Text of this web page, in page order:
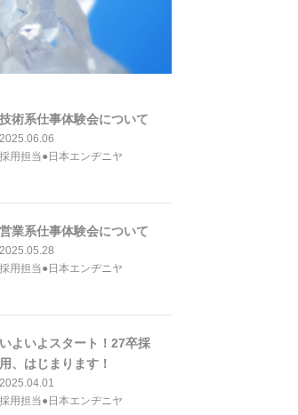
技術系仕事体験会について
2025.06.06
採用担当●日本エンヂニヤ
営業系仕事体験会について
2025.05.28
採用担当●日本エンヂニヤ
いよいよスタート！27卒採
用、はじまります！
2025.04.01
採用担当●日本エンヂニヤ